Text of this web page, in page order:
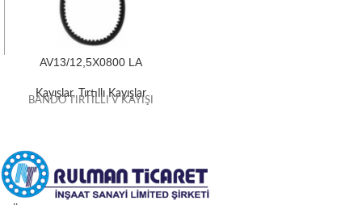
AV13/12,5X0800 LA
Kayışlar,Tırtıllı Kayışlar
BANDO TIRTILLI V KAYIŞI